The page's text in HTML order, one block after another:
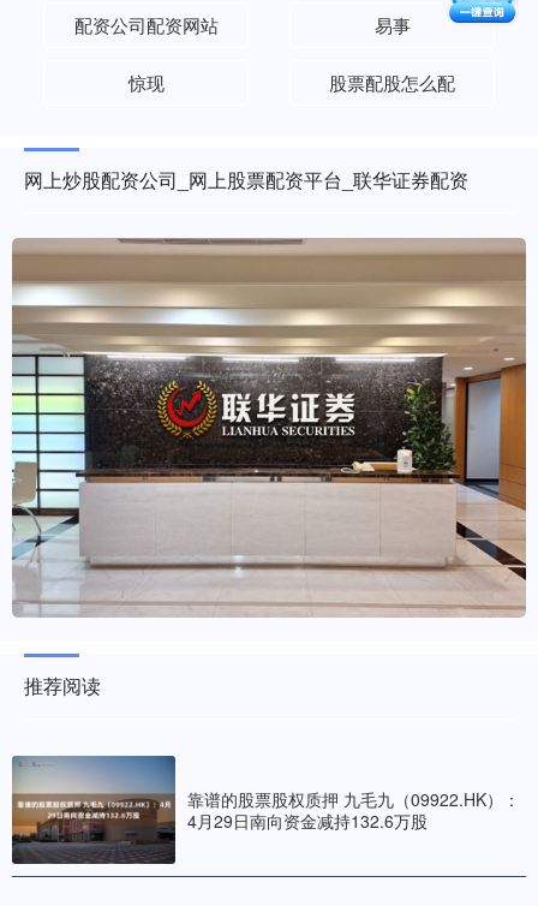
配资公司配资网站 易事
惊现 股票配股怎么配
网上炒股配资公司_网上股票配资平台_联华证券配资
推荐阅读
靠谱的股票股权质押 九毛九（09922.HK）：
4月29日南向资金减持132.6万股